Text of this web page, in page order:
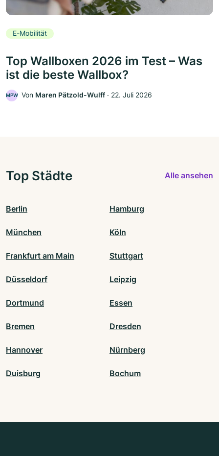
E-Mobilität
Top Wallboxen 2026 im Test – Was
ist die beste Wallbox?
MPW Von Maren Pätzold-Wulff ‧ 22. Juli 2026
Top Städte Alle ansehen
Berlin Hamburg
München Köln
Frankfurt am Main Stuttgart
Düsseldorf Leipzig
Dortmund Essen
Bremen Dresden
Hannover Nürnberg
Duisburg Bochum